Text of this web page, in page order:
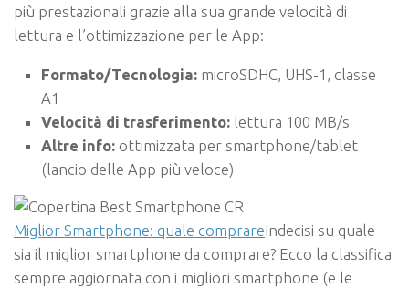
più prestazionali grazie alla sua grande velocità di
lettura e l’ottimizzazione per le App:
Formato/Tecnologia: microSDHC, UHS-1, classe
A1
Velocità di trasferimento: lettura 100 MB/s
Altre info: ottimizzata per smartphone/tablet
(lancio delle App più veloce)
Miglior Smartphone: quale comprareIndecisi su quale
sia il miglior smartphone da comprare? Ecco la classifica
sempre aggiornata con i migliori smartphone (e le